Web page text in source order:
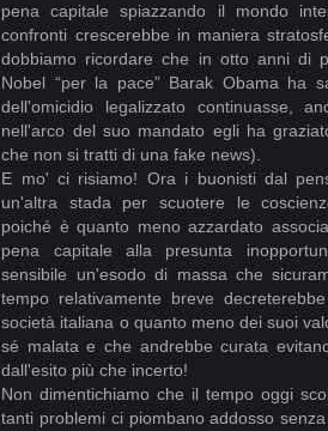
pena capitale spiazzando il mondo
confronti crescerebbe in maniera
dobbiamo ricordare che in otto anni di
Nobel “per la pace” Barak Obama ha
dell'omicidio legalizzato continuasse,
nell'arco del suo mandato egli ha
che non si tratti di una fake news).
E mo' ci risiamo! Ora i buonisti dal
un'altra stada per scuotere le
poiché è quanto meno azzardato
pena capitale alla presunta
sensibile un'esodo di massa che
tempo relativamente breve
società italiana o quanto meno dei suoi
sé malata e che andrebbe curata
dall'esito più che incerto!
Non dimentichiamo che il tempo oggi
tanti problemi ci piombano addosso